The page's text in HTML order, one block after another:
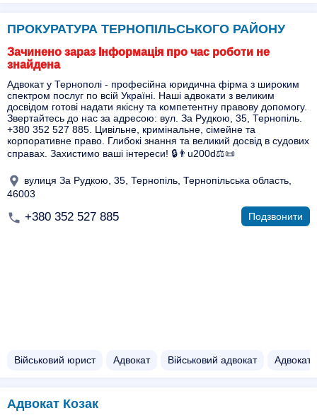
ПРОКУРАТУРА ТЕРНОПІЛЬСЬКОГО РАЙОНУ
Зачинено зараз Інформація про час роботи не
знайдена
Адвокат у Тернополі - професійна юридична фірма з широким
спектром послуг по всій Україні. Наші адвокати з великим
досвідом готові надати якісну та компетентну правову допомогу.
Звертайтесь до нас за адресою: вул. За Рудкою, 35, Тернопіль.
+380 352 527 885. Цивільне, кримінальне, сімейне та
корпоративне право. Глибокі знання та великий досвід в судових
справах. Захистимо ваші інтереси! 🔒👨u200d⚖️📜
вулиця За Рудкою, 35, Тернопіль, Тернопільська область,
46003
+380 352 527 885 Подзвонити
Військовий юрист Адвокат Військовий адвокат Адвокат
Адвокат Козак